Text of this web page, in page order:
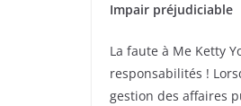
Impair préjudiciable
La faute à Me Ketty
responsabilités !
gestion des affaires